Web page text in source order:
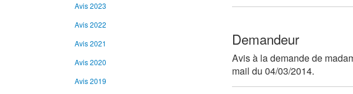
Avis 2023
Avis 2022
Avis 2021
Avis 2020
Avis 2019
Demandeur
Avis à la demande de
mail du 04/03/2014.